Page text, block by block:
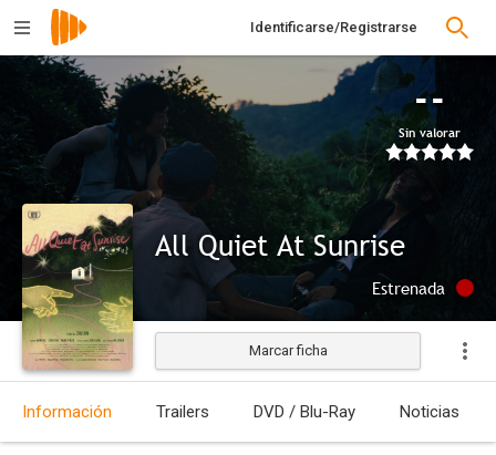
Identificarse/Registrarse
--
Sin valorar
All Quiet At Sunrise
Estrenada
Marcar ficha
Información Trailers DVD / Blu-Ray Noticias